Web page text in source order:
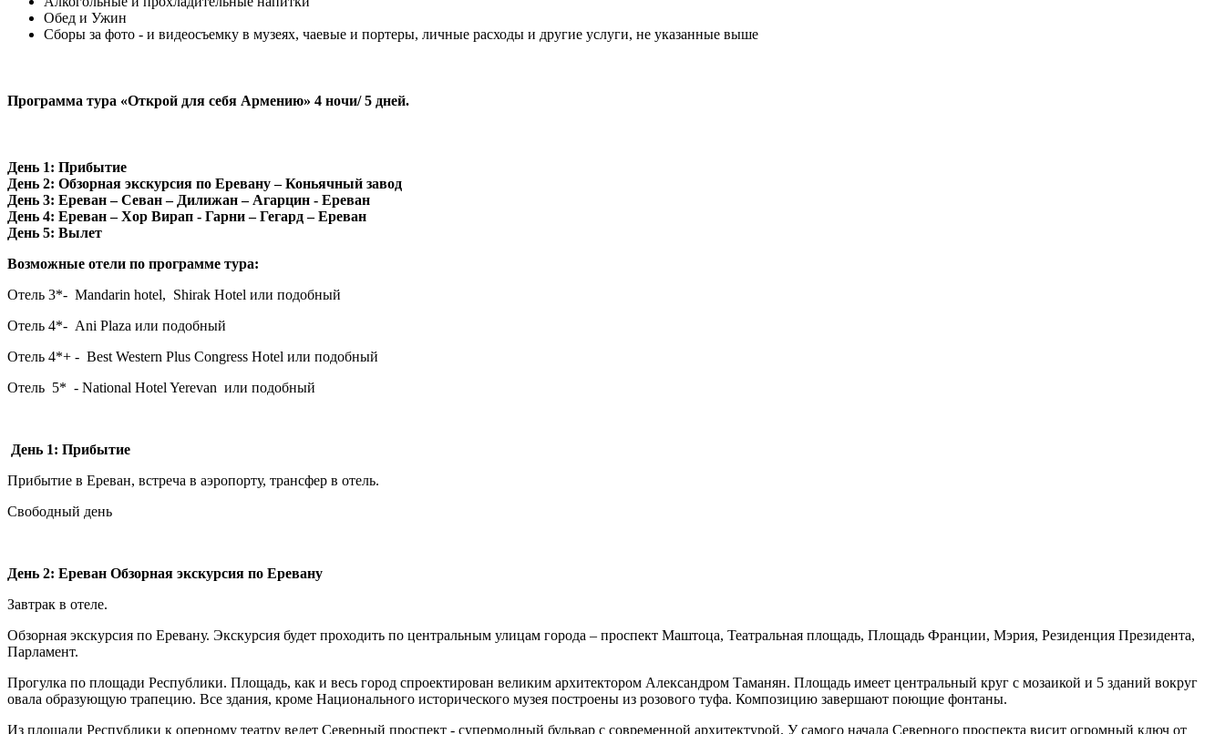
Обед и Ужин
Сборы за фото - и видеосъемку в музеях, чаевые и портеры, личные расходы и другие услуги, не указанные выше
Программа тура «Открой для себя Армению» 4 ночи/ 5 дней.
День 1: Прибытие
День 2: Обзорная экскурсия по Еревану – Коньячный завод
День 3: Ереван – Севан – Дилижан – Агарцин - Ереван
День 4: Ереван – Хор Вирап - Гарни – Гегард – Ереван
День 5: Вылет
Возможные отели по программе тура:
Отель 3*- Mandarin hotel, Shirak Hotel или подобный
Отель 4*- Ani Plazа или подобный
Отель 4*+ - Best Western Plus Congress Hotel или подобный
Отель 5* - National Hotel Yerevan или подобный
День 1: Прибытие
Прибытие в Ереван, встреча в аэропорту, трансфер в отель.
Свободный день
День 2: Ереван Обзорная экскурсия по Еревану
Завтрак в отеле.
Обзорная экскурсия по Еревану. Экскурсия будет проходить по центральным улицам города – проспект Маштоца, Театральная площадь, Площадь Франции, Мэрия, Резиденция Президента,
Парламент.
Прогулка по площади Республики. Площадь, как и весь город спроектирован великим архитектором Александром Таманян. Площадь имеет центральный круг с мозаикой и 5 зданий вокруг
овала образующую трапецию. Все здания, кроме Национального исторического музея построены из розового туфа. Композицию завершают поющие фонтаны.
Из площади Республики к оперному театру ведет Северный проспект - супермодный бульвар с современной архитектурой. У самого начала Северного проспекта висит огромный ключ от